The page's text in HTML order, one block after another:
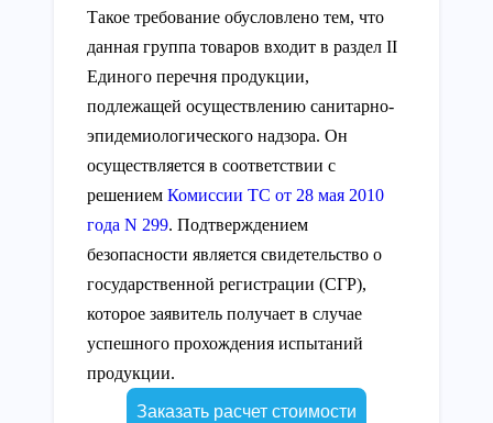
Такое требование обусловлено тем, что
данная группа товаров входит в раздел II
Единого перечня продукции,
подлежащей осуществлению санитарно-
эпидемиологического надзора. Он
осуществляется в соответствии с
решением Комиссии ТС от 28 мая 2010
года N 299. Подтверждением
безопасности является свидетельство о
государственной регистрации (СГР),
которое заявитель получает в случае
успешного прохождения испытаний
продукции.
Заказать расчет стоимости